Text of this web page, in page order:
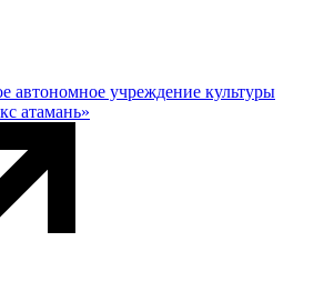
автономное учреждение культуры
атамань»